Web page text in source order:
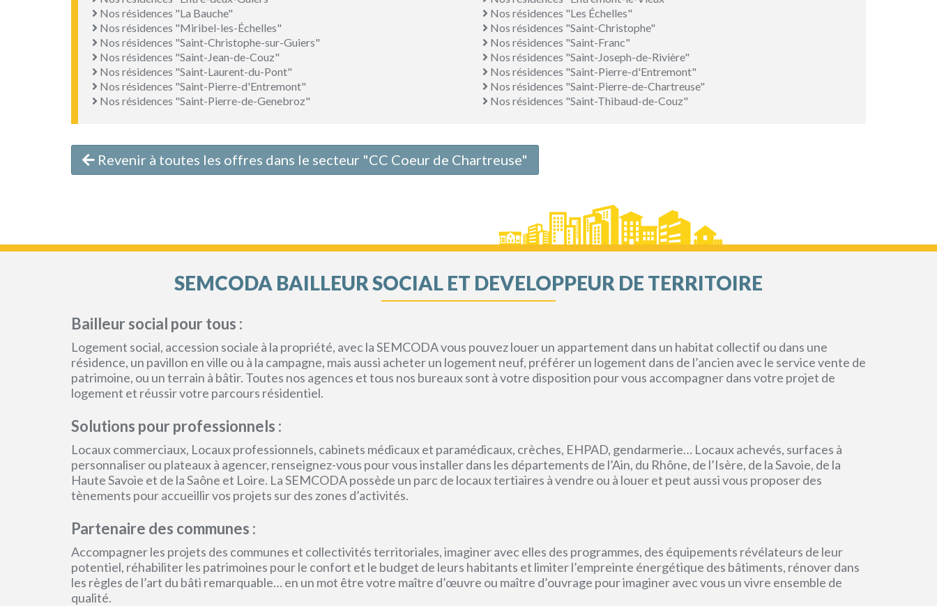
Nos résidences "La Bauche"
Nos résidences "Les Échelles"
Nos résidences "Miribel-les-Échelles"
Nos résidences "Saint-Christophe"
Nos résidences "Saint-Christophe-sur-Guiers"
Nos résidences "Saint-Franc"
Nos résidences "Saint-Jean-de-Couz"
Nos résidences "Saint-Joseph-de-Rivière"
Nos résidences "Saint-Laurent-du-Pont"
Nos résidences "Saint-Pierre-d'Entremont"
Nos résidences "Saint-Pierre-d'Entremont"
Nos résidences "Saint-Pierre-de-Chartreuse"
Nos résidences "Saint-Pierre-de-Genebroz"
Nos résidences "Saint-Thibaud-de-Couz"
Revenir à toutes les offres dans le secteur "CC Coeur de Chartreuse"
SEMCODA BAILLEUR SOCIAL ET DEVELOPPEUR DE TERRITOIRE
Bailleur social pour tous :
Logement social, accession sociale à la propriété, avec la SEMCODA vous pouvez louer un appartement dans un habitat collectif ou dans une
résidence, un pavillon en ville ou à la campagne, mais aussi acheter un logement neuf, préférer un logement dans de l’ancien avec le service vente de
patrimoine, ou un terrain à bâtir. Toutes nos agences et tous nos bureaux sont à votre disposition pour vous accompagner dans votre projet de
logement et réussir votre parcours résidentiel.
Solutions pour professionnels :
Locaux commerciaux, Locaux professionnels, cabinets médicaux et paramédicaux, crèches, EHPAD, gendarmerie… Locaux achevés, surfaces à
personnaliser ou plateaux à agencer, renseignez-vous pour vous installer dans les départements de l’Ain, du Rhône, de l’Isère, de la Savoie, de la
Haute Savoie et de la Saône et Loire. La SEMCODA possède un parc de locaux tertiaires à vendre ou à louer et peut aussi vous proposer des
tènements pour accueillir vos projets sur des zones d’activités.
Partenaire des communes :
Accompagner les projets des communes et collectivités territoriales, imaginer avec elles des programmes, des équipements révélateurs de leur
potentiel, réhabiliter les patrimoines pour le confort et le budget de leurs habitants et limiter l’empreinte énergétique des bâtiments, rénover dans
les règles de l’art du bâti remarquable… en un mot être votre maître d’œuvre ou maître d’ouvrage pour imaginer avec vous un vivre ensemble de
qualité.